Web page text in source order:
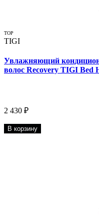
TOP
TIGI
Увлажняющий
волос Recovery TIGI Bed
2 430 ₽
В корзину